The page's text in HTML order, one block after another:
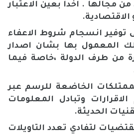
مجالها . اخدا بعين الاعتبار
الاقتصادية.
توفير انسجام شروط الاعفاء
المعمول بها بشان اصدار
من طرف الدولة ،خاصة فيما
الخاضعة للرسم عبر
وتبادل المعلومات
الحديثة.
لتفادي تعدد التاويلات